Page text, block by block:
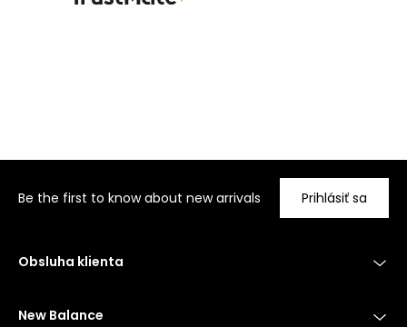
Be the first to know about new arrivals Prihlásiť sa
Obsluha klienta
New Balance